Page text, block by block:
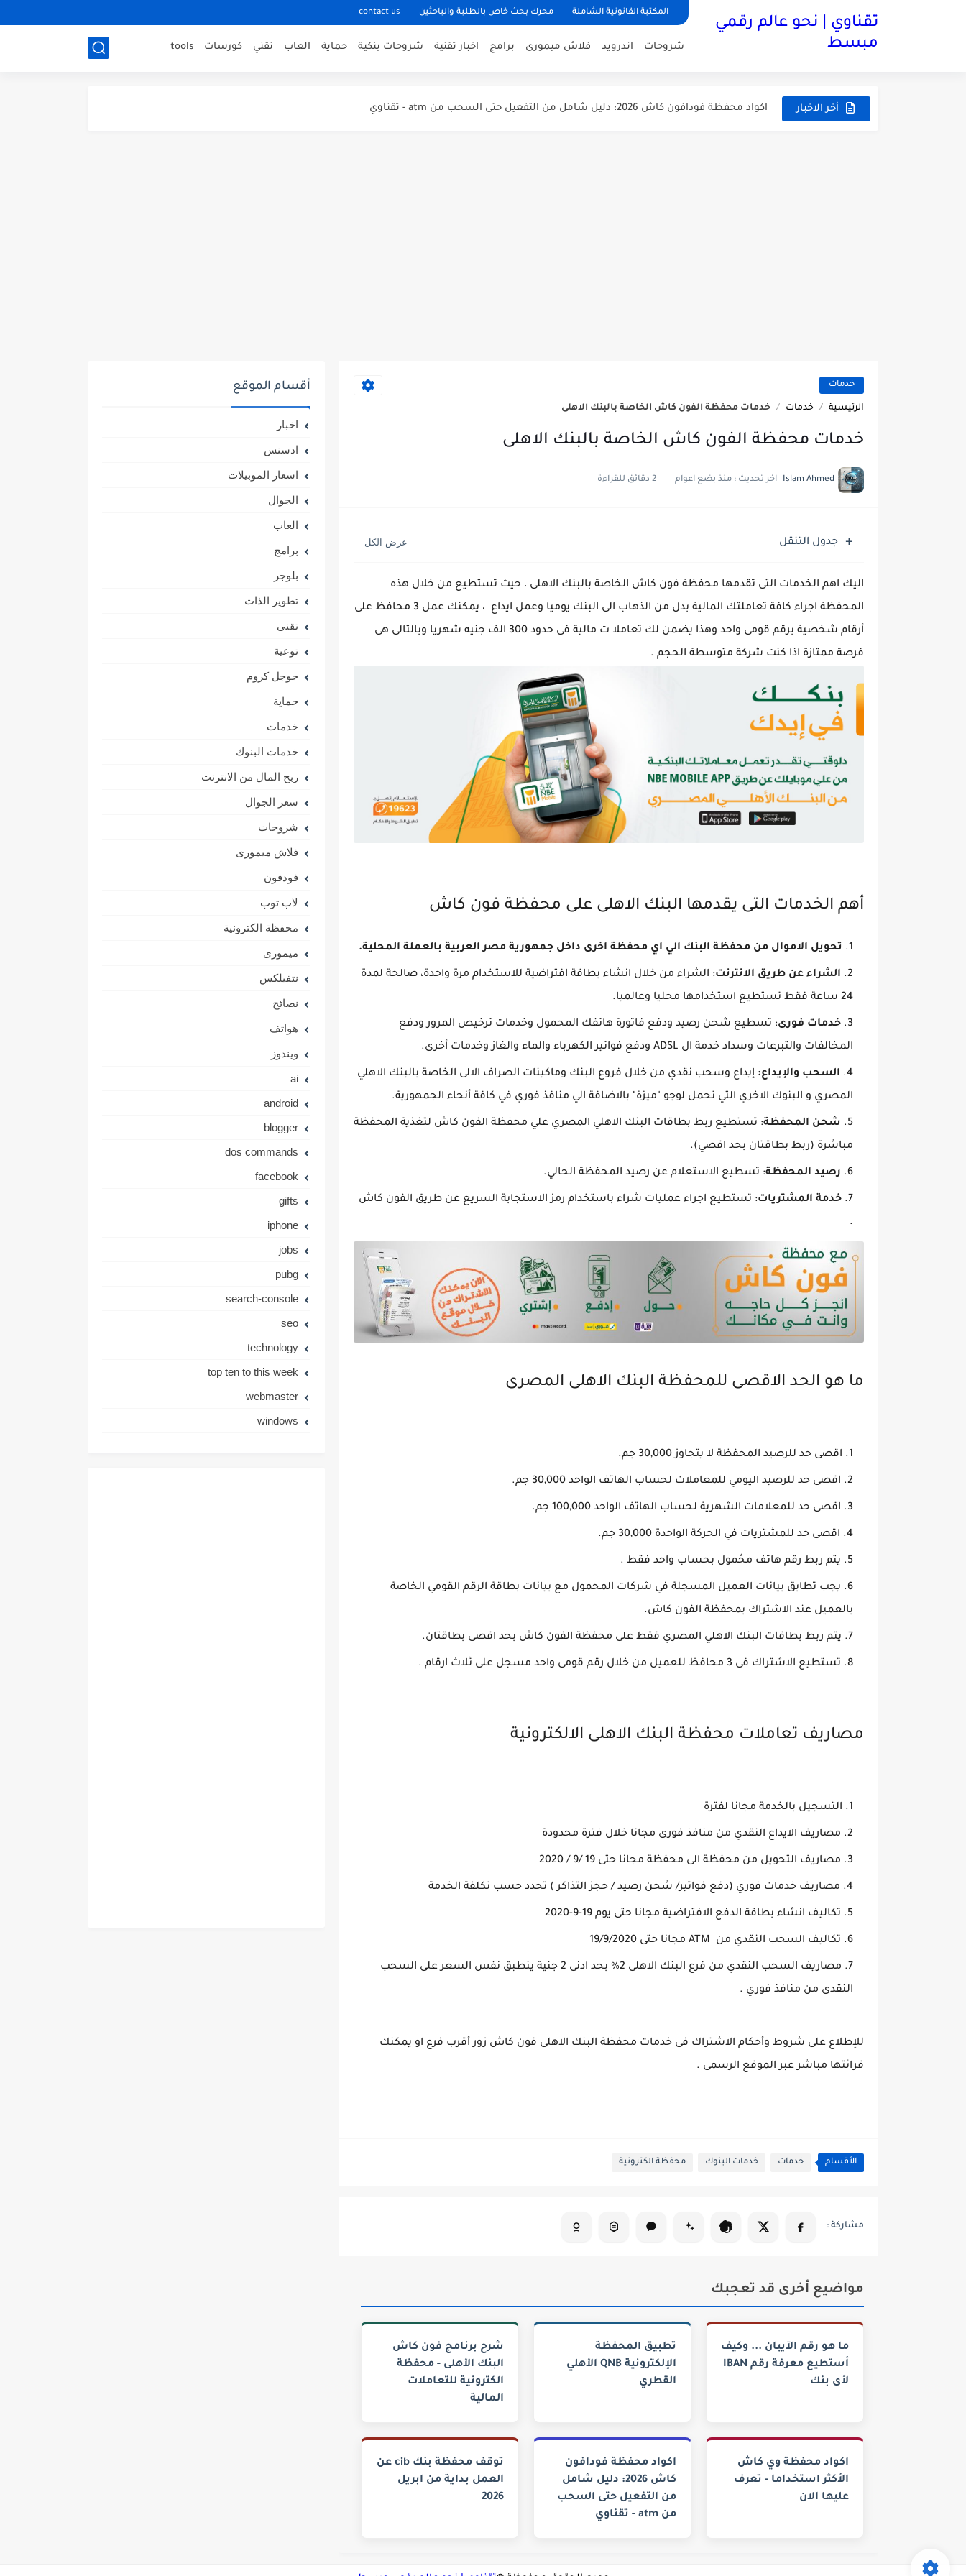
المكتبة القانونية الشاملة محرك بحث خاص بالطلبة والباحثين contact us
تقناوي | نحو عالم رقمي
مبسط
شروحات اندرويد فلاش ميمورى برامج اخبار تقنية شروحات بنكية حماية العاب تقني كورسات tools
أخر الاخبار اكواد محفظة فودافون كاش 2026: دليل شامل من التفعيل حتى السحب من atm - تقناوي
خدمات
الرئيسية خدمات خدمات محفظة الفون كاش الخاصة بالبنك الاهلى
خدمات محفظة الفون كاش الخاصة بالبنك الاهلى
Islam Ahmed اخر تحديث : منذ بضع اعوام 2 دقائق للقراءة
جدول التنقل
اليك اهم الخدمات التى تقدمها محفظة فون كاش الخاصة بالبنك الاهلى ، حيث تستطيع من خلال هذه
المحفظة اجراء كافة تعاملتك المالية بدل من الذهاب الى البنك يوميا وعمل ايداع ، يمكنك عمل 3 محافظ على
أرقام شخصية برقم قومى واحد وهذا يضمن لك تعاملا ت مالية فى حدود 300 الف جنيه شهريا وبالتالى هى
فرصة ممتازة اذا كنت شركة متوسطة الحجم .
أهم الخدمات التى يقدمها البنك الاهلى على محفظة فون كاش
تحويل الاموال من محفظة البنك الي اي محفظة اخرى داخل جمهورية مصر العربية بالعملة المحلية.
الشراء عن طريق الانترنت: الشراء من خلال انشاء بطاقة افتراضية للاستخدام مرة واحدة، صالحة لمدة
24 ساعة فقط تستطيع استخدامها محليا وعالميا.
خدمات فورى: تسطيع شحن رصيد ودفع فاتورة هاتفك المحمول وخدمات ترخيص المرور ودفع
المخالفات والتبرعات وسداد خدمة ال ADSL ودفع فواتير الكهرباء والماء والغاز وخدمات أخرى.
السحب والإيداع: إيداع وسحب نقدي من خلال فروع البنك وماكينات الصراف الالى الخاصة بالبنك الاهلي
المصري و البنوك الاخري التي تحمل لوجو "ميزة" بالاضافة الي منافذ فوري في كافة أنحاء الجمهورية.
شحن المحفظة: تستطيع ربط بطاقات البنك الاهلي المصري علي محفظة الفون كاش لتغذية المحفظة
مباشرة (ربط بطاقتان بحد اقصي).
رصيد المحفظة: تسطيع الاستعلام عن رصيد المحفظة الحالي.
خدمة المشتريات: تستطيع اجراء عمليات شراء باستخدام رمز الاستجابة السريع عن طريق الفون كاش
.
ما هو الحد الاقصى للمحفظة البنك الاهلى المصرى
اقصى حد للرصيد المحفظة لا يتجاوز 30,000 جم.
اقصى حد للرصيد اليومي للمعاملات لحساب الهاتف الواحد 30,000 جم.
اقصى حد للمعلامات الشهرية لحساب الهاتف الواحد 100,000 جم.
اقصى حد للمشتريات في الحركة الواحدة 30,000 جم.
يتم ربط رقم هاتف محُمول بحساب واحد فقط .
يجب تطابق بيانات العميل المسجلة في شركات المحمول مع بيانات بطاقة الرقم القومي الخاصة
بالعميل عند الاشتراك بمحفظة الفون كاش.
يتم ربط بطاقات البنك الاهلي المصري فقط على محفظة الفون كاش بحد اقصى بطاقتان.
تستطيع الاشتراك فى 3 محافظ للعميل من خلال رقم قومى واحد مسجل على ثلاث ارقام .
مصاريف تعاملات محفظة البنك الاهلى الالكترونية
التسجيل بالخدمة مجانا لفترة
مصاريف الايداع النقدي من منافذ فورى مجانا خلال فترة محدودة
مصاريف التحويل من محفظة الى محفظة مجانا حتى 19 /9 / 2020
مصاريف خدمات فوري (دفع فواتير/ شحن رصيد / حجز التذاكر ) تحدد حسب تكلفة الخدمة
تكاليف انشاء بطاقة الدفع الافتراضية مجانا حتى يوم 19-9-2020
تكاليف السحب النقدي من ATM مجانا حتى 19/9/2020
مصاريف السحب النقدي من فرع البنك الاهلى 2% بحد ادنى 2 جنية ينطبق نفس السعر على السحب
النقدى من منافذ فوري .
للإطلاع على شروط وأحكام الاشتراك فى خدمات محفظة البنك الاهلى فون كاش زور أقرب فرع او يمكنك
قرائتها مباشر عبر الموقع الرسمى .
الأقسام خدمات خدمات البنوك محفظة الكترونية
مواضيع أخرى قد تعجبك
ما هو رقم الآيبان ... وكيف
أستطيع معرفة رقم IBAN
لأى بنك
تطبيق المحفظة
الإلكترونية QNB الأهلي
القطري
شرح برنامج فون كاش
البنك الأهلى - محفظة
الكترونية للتعاملات
المالية
اكواد محفظة وي كاش
الأكثر استخداما - تعرف
عليها الان
اكواد محفظة فودافون
كاش 2026: دليل شامل
من التفعيل حتى السحب
من atm - تقناوي
توقف محفظة بنك cib عن
العمل بداية من ابريل
2026
أقسام الموقع
اخبار
ادسنس
اسعار الموبيلات
الجوال
العاب
برامج
بلوجر
تطوير الذات
تقنى
توعية
جوجل كروم
حماية
خدمات
خدمات البنوك
ربح المال من الانترنت
سعر الجوال
شروحات
فلاش ميمورى
فودفون
لاب توب
محفظة الكترونية
ميمورى
نتفيلكس
نصائح
هواتف
ويندوز
ai
android
blogger
dos commands
facebook
gifts
iphone
jobs
pubg
search-console
seo
technology
top ten to this week
webmaster
windows